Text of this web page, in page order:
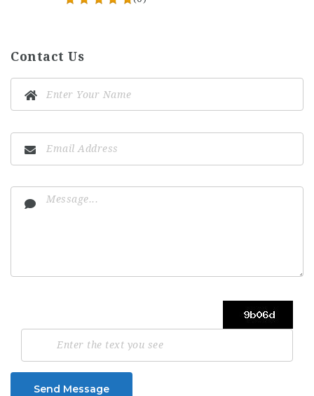
Contact Us
Send Message